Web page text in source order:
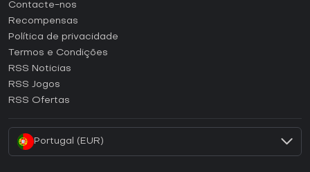
Como ativar uma CD Key Steam?
Como ativar uma CD Key Epic Games?
Como ativar uma CD Key GOG?
Como ativar uma CD Key Ubisoft Connect?
Contacte-nos
Recompensas
Política de privacidade
Termos e Condições
RSS Noticias
RSS Jogos
RSS Ofertas
Portugal (EUR)